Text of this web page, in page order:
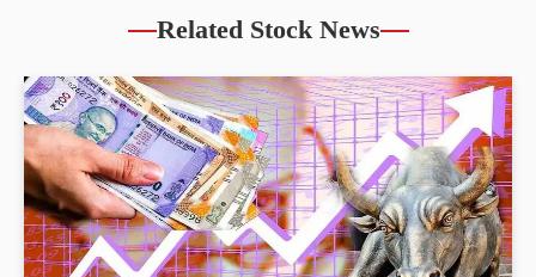
Related Stock News